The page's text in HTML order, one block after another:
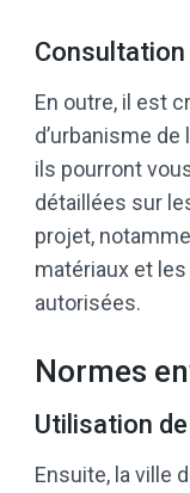
Consultation
En outre, il est
d’urbanisme
ils pourront
détaillées sur
projet,
matériaux et
autorisées.
Normes
Utilisation
Ensuite, la ville